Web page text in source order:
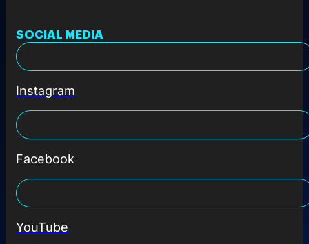
SOCIAL MEDIA
Instagram
Facebook
YouTube